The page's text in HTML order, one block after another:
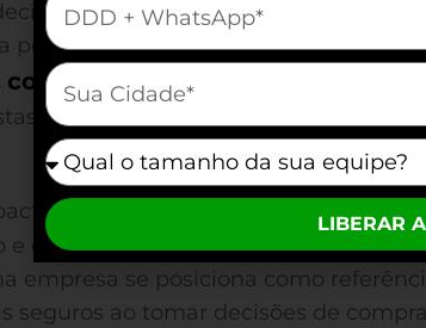
de compra. Você utiliza
persuadir clientes em potencial,
conversões
. Quando bem aplicados,
mais irresistíveis e otimizam o
é a
.
e depoimentos de clientes
empresa se posiciona como
seguros ao tomar decisões de
mauticform[cidade]
mauticform[equipe]
LIBERAR